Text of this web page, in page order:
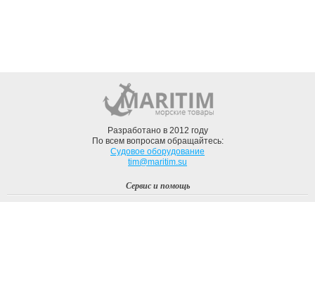
Разработано в 2012 году
По всем вопросам обращайтесь:
Судовое оборудование
tim@maritim.su
Сервис и помощь